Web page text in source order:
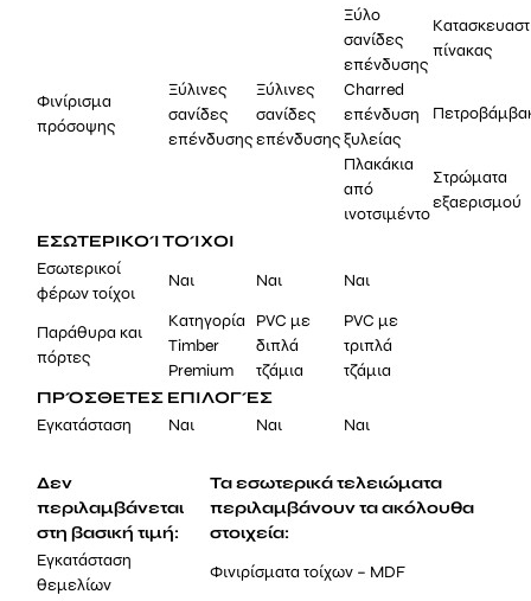
Φινίρισμα
πρόσοψης
Ξύλινες
σανίδες
επένδυσης
Ξύλινες
σανίδες
επένδυσης
Ξύλο
σανίδες
επένδυσης
Charred
επένδυση
ξυλείας
Πλακάκια
από
ινοτσιμέντο
πίνακας
Στρώματα
εξαερισμού
ΕΣΩΤΕΡΙΚΟΊ ΤΟΊΧΟΙ
Εσωτερικοί
φέρων τοίχοι
Ναι Ναι Ναι
Παράθυρα και
πόρτες
Κατηγορία
Timber
Premium
PVC με
διπλά
τζάμια
PVC με
τριπλά
τζάμια
ΠΡΌΣΘΕΤΕΣ ΕΠΙΛΟΓΈΣ
Εγκατάσταση
Ναι Ναι Ναι
Δεν
περιλαμβάνεται
στη βασική τιμή:
Τα εσωτερικά τελειώματα
περιλαμβάνουν τα ακόλουθα
στοιχεία:
Εγκατάσταση
θεμελίων
Φινιρίσματα τοίχων – MDF